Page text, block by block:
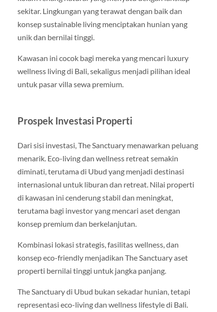
sekitar. Lingkungan yang terawat dengan baik dan
konsep sustainable living menciptakan hunian yang
unik dan bernilai tinggi.
Kawasan ini cocok bagi mereka yang mencari luxury
wellness living di Bali, sekaligus menjadi pilihan ideal
untuk pasar villa sewa premium.
Prospek Investasi Properti
Dari sisi investasi, The Sanctuary menawarkan peluang
menarik. Eco-living dan wellness retreat semakin
diminati, terutama di Ubud yang menjadi destinasi
internasional untuk liburan dan retreat. Nilai properti
di kawasan ini cenderung stabil dan meningkat,
terutama bagi investor yang mencari aset dengan
konsep premium dan berkelanjutan.
Kombinasi lokasi strategis, fasilitas wellness, dan
konsep eco-friendly menjadikan The Sanctuary aset
properti bernilai tinggi untuk jangka panjang.
The Sanctuary di Ubud bukan sekadar hunian, tetapi
representasi eco-living dan wellness lifestyle di Bali.